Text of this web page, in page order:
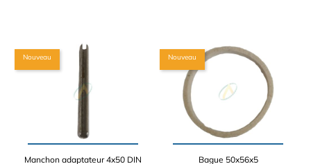
Manchon adaptateur 4x50 DIN
Nouveau
Bague 50x56x5
Nouveau